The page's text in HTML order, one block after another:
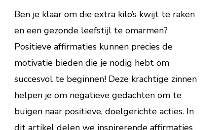
plan
voor
succes
Ben je klaar om die extra kilo’s kwijt te raken
en een gezonde leefstijl te omarmen?
Positieve affirmaties kunnen precies de
motivatie bieden die je nodig hebt om
succesvol te beginnen! Deze krachtige zinnen
helpen je om negatieve gedachten om te
buigen naar positieve, doelgerichte acties. In